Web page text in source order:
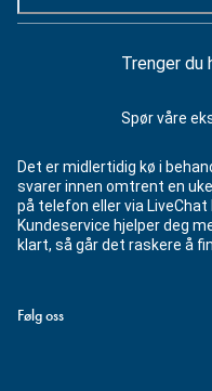
Trenger du
Spør våre
Det er midlertidig kø i
svarer innen omtrent en
på telefon eller via
Kundeservice hjelper deg
klart, så går det raskere å
Følg oss